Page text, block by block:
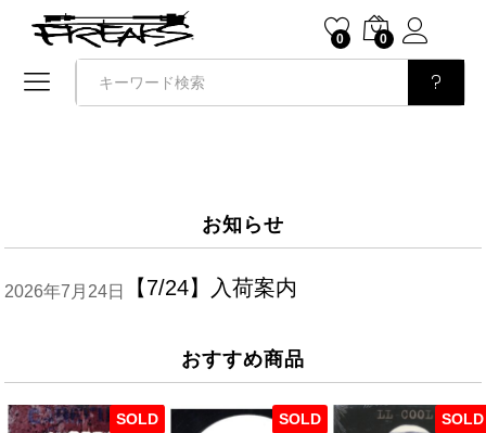
0 0
お知らせ
【7/24】入荷案内
2026年7月24日
おすすめ商品
SOLD SOLD SOLD